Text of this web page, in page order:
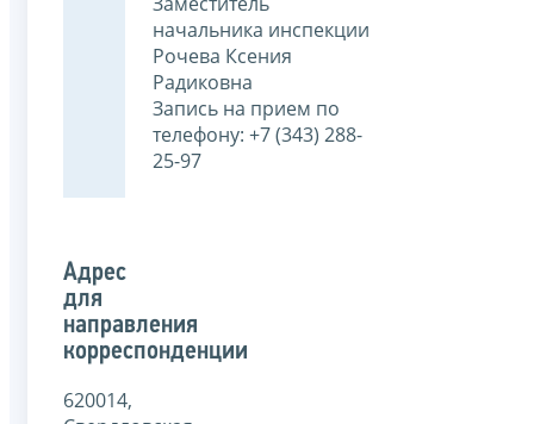
начальника инспекции
Рочева Ксения
Радиковна
Запись на прием по
телефону: +7 (343) 288-
25-97
Адрес
для
направления
корреспонденции
620014,